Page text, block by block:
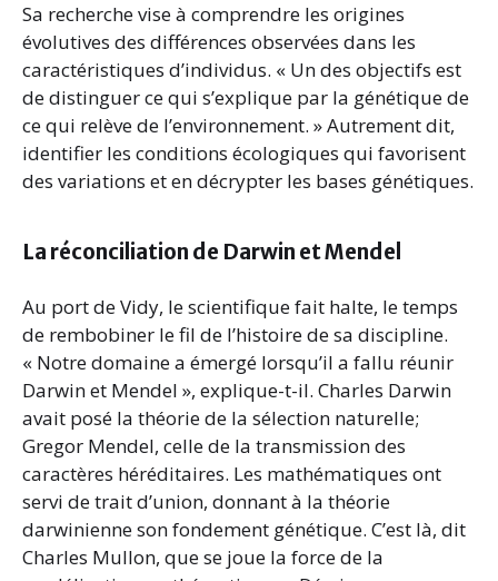
Sa recherche vise à comprendre les origines
évolutives des différences observées dans les
caractéristiques d’individus. « Un des objectifs est
de distinguer ce qui s’explique par la génétique de
ce qui relève de l’environnement. » Autrement dit,
identifier les conditions écologiques qui favorisent
des variations et en décrypter les bases génétiques.
La réconciliation de Darwin et Mendel
Au port de Vidy, le scientifique fait halte, le temps
de rembobiner le fil de l’histoire de sa discipline.
« Notre domaine a émergé lorsqu’il a fallu réunir
Darwin et Mendel », explique-t-il. Charles Darwin
avait posé la théorie de la sélection naturelle;
Gregor Mendel, celle de la transmission des
caractères héréditaires. Les mathématiques ont
servi de trait d’union, donnant à la théorie
darwinienne son fondement génétique. C’est là, dit
Charles Mullon, que se joue la force de la